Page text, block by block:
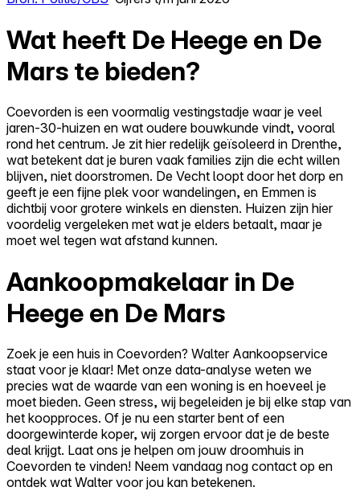
Wat heeft De Heege en De
Mars te bieden?
Coevorden is een voormalig vestingstadje waar je veel
jaren-30-huizen en wat oudere bouwkunde vindt, vooral
rond het centrum. Je zit hier redelijk geïsoleerd in Drenthe,
wat betekent dat je buren vaak families zijn die echt willen
blijven, niet doorstromen. De Vecht loopt door het dorp en
geeft je een fijne plek voor wandelingen, en Emmen is
dichtbij voor grotere winkels en diensten. Huizen zijn hier
voordelig vergeleken met wat je elders betaalt, maar je
moet wel tegen wat afstand kunnen.
Aankoopmakelaar in De
Heege en De Mars
Zoek je een huis in Coevorden? Walter Aankoopservice
staat voor je klaar! Met onze data-analyse weten we
precies wat de waarde van een woning is en hoeveel je
moet bieden. Geen stress, wij begeleiden je bij elke stap van
het koopproces. Of je nu een starter bent of een
doorgewinterde koper, wij zorgen ervoor dat je de beste
deal krijgt. Laat ons je helpen om jouw droomhuis in
Coevorden te vinden! Neem vandaag nog contact op en
ontdek wat Walter voor jou kan betekenen.